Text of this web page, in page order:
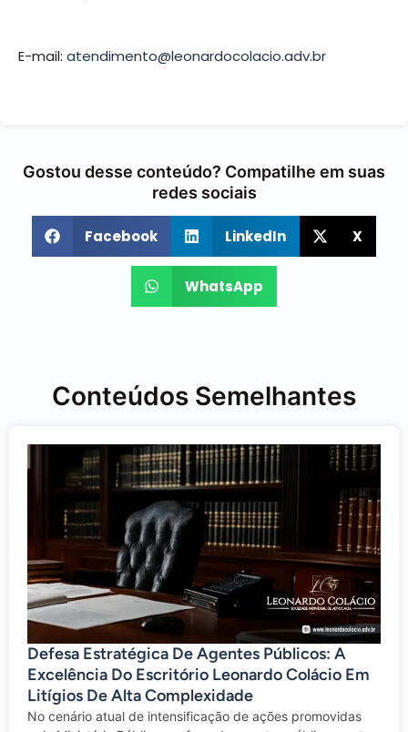
E-mail: atendimento@leonardocolacio.adv.br
Gostou desse conteúdo? Compatilhe em suas
redes sociais
Facebook LinkedIn X
WhatsApp
Conteúdos Semelhantes
Defesa Estratégica De Agentes Públicos: A
Excelência Do Escritório Leonardo Colácio Em
Litígios De Alta Complexidade
No cenário atual de intensificação de ações promovidas